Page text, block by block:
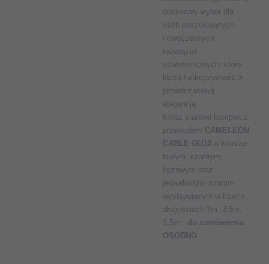
doskonały wybór dla
osób poszukujących
nowoczesnych
rozwiązań
oświetleniowych, które
łączą funkcjonalność z
ponadczasową
elegancją.
Klosz stanowi komplet z
przewodem CAMELEON
CABLE GU10 w kolorze
białym, czarnym,
beżowym oraz
jedwabistym szarym
występującym w trzech
długościach 7m, 3,5m,
1,5m - do zamówienia
OSOBNO